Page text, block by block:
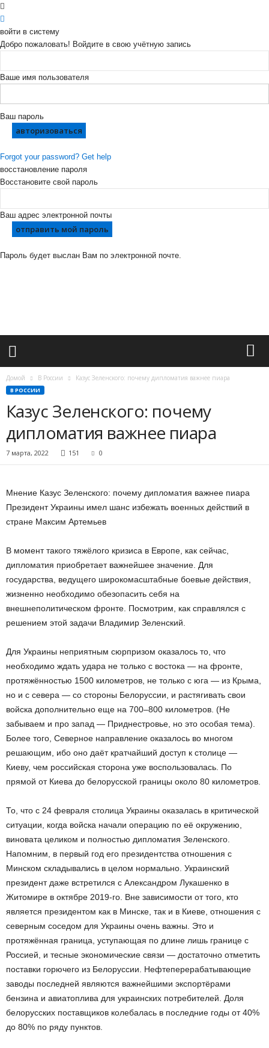
войти в систему
Добро пожаловать! Войдите в свою учётную запись
Ваше имя пользователя
Ваш пароль
Forgot your password? Get help
восстановление пароля
Восстановите свой пароль
Ваш адрес электронной почты
Пароль будет выслан Вам по электронной почте.
ж
Домой В России Казус Зеленского: почему дипломатия важнее пиара
В РОССИИ
Казус Зеленского: почему
дипломатия важнее пиара
7 марта, 2022 151 0
Мнение Казус Зеленского: почему дипломатия важнее пиара
Президент Украины имел шанс избежать военных действий в
стране Максим Артемьев
В момент такого тяжёлого кризиса в Европе, как сейчас,
дипломатия приобретает важнейшее значение. Для
государства, ведущего широкомасштабные боевые действия,
жизненно необходимо обезопасить себя на
внешнеполитическом фронте. Посмотрим, как справлялся с
решением этой задачи Владимир Зеленский.
Для Украины неприятным сюрпризом оказалось то, что
необходимо ждать удара не только с востока — на фронте,
протяжённостью 1500 километров, не только с юга — из Крыма,
но и с севера — со стороны Белоруссии, и растягивать свои
войска дополнительно еще на 700–800 километров. (Не
забываем и про запад — Приднестровье, но это особая тема).
Более того, Северное направление оказалось во многом
решающим, ибо оно даёт кратчайший доступ к столице —
Киеву, чем российская сторона уже воспользовалась. По
прямой от Киева до белорусской границы около 80 километров.
То, что с 24 февраля столица Украины оказалась в критической
ситуации, когда войска начали операцию по её окружению,
виновата целиком и полностью дипломатия Зеленского.
Напомним, в первый год его президентства отношения с
Минском складывались в целом нормально. Украинский
президент даже встретился с Александром Лукашенко в
Житомире в октябре 2019-го. Вне зависимости от того, кто
является президентом как в Минске, так и в Киеве, отношения с
северным соседом для Украины очень важны. Это и
протяжённая граница, уступающая по длине лишь границе с
Россией, и тесные экономические связи — достаточно отметить
поставки горючего из Белоруссии. Нефтеперерабатывающие
заводы последней являются важнейшими экспортёрами
бензина и авиатоплива для украинских потребителей. Доля
белорусских поставщиков колебалась в последние годы от 40%
до 80% по ряду пунктов.